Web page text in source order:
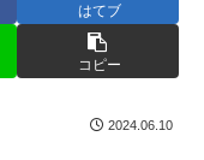
はてブ
コピー
2024.06.10